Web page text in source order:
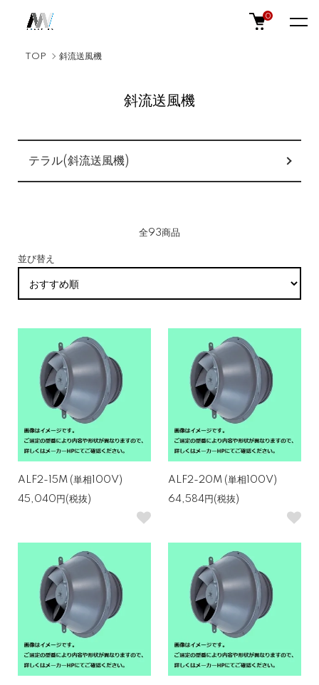
0
TOP 斜流送風機
斜流送風機
カテゴリー一覧
テラル(斜流送風機)
全93商品
並び替え
ALF2-15M (単相100V)
45,040円(税抜)
ALF2-20M (単相100V)
64,584円(税抜)